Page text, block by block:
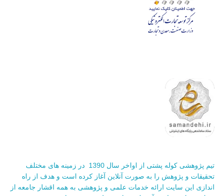
تیم پژوهشی کوله پشتی از اواخر سال 1390 در زمینه های مختلف
تحقیقات و پژوهش را به صورت آنلاین آغاز کرده است و هدف از راه
اندازی این سایت ارائه خدمات علمی و پژوهشی به همه اقشار جامعه از